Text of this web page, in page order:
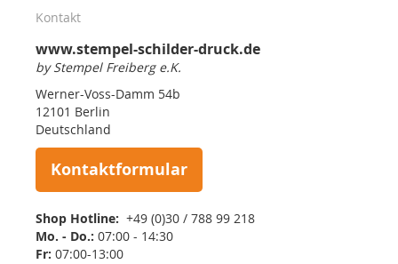
Kontakt
www.stempel-schilder-druck.de
by Stempel Freiberg e.K.
Werner-Voss-Damm 54b
12101 Berlin
Deutschland
Kontaktformular
Shop Hotline: +49 (0)30 / 788 99 218
Mo. - Do.: 07:00 - 14:30
Fr: 07:00-13:00